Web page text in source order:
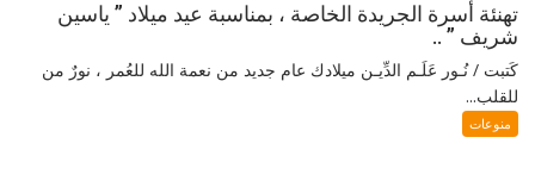
تهنئة أسرة الجريدة الخاصة ، بمناسبة عيد ميلاد ” ياسين
شريف ” ..
كَتبت / نُـور عَلَـم الدِّيـن ميلادك عام جديد من نعمة الله للعُمر ، نورٌ من
للقلب...
منوعات